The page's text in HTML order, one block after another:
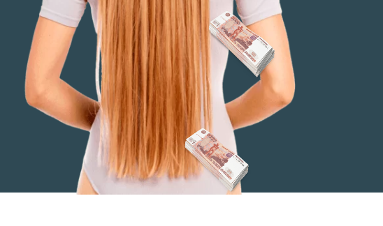
оценка волос по
день обращения.
Стильная стрижка волос в
подарок в ходе сделки.